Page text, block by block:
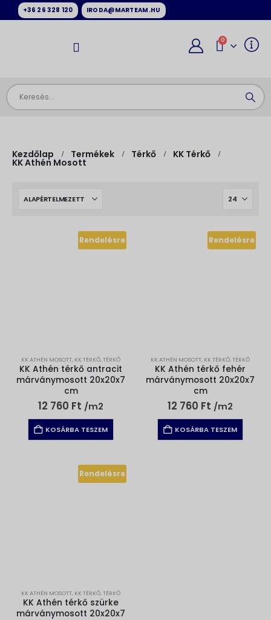
+36 26 328 120 IRODA@MARTEAM.HU
0
Kezdőlap Termékek Térkő KK Térkő
KK Athén Mosott
Rendelésre
KK ATHÉN MOSOTT, KK TÉRKŐ, TÉRKŐ
KK Athén térkő antracit
márványmosott 20x20x7
cm
12 760 Ft /m2
KOSÁRBA TESZEM
Rendelésre
KK ATHÉN MOSOTT, KK TÉRKŐ, TÉRKŐ
KK Athén térkő fehér
márványmosott 20x20x7
cm
12 760 Ft /m2
KOSÁRBA TESZEM
Rendelésre
KK ATHÉN MOSOTT, KK TÉRKŐ, TÉRKŐ
KK Athén térkő szürke
márványmosott 20x20x7